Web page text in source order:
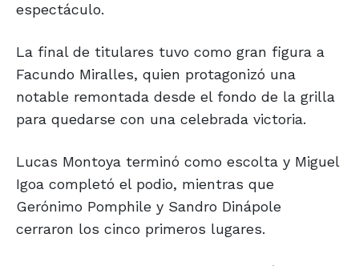
espectáculo.
La final de titulares tuvo como gran figura a
Facundo Miralles, quien protagonizó una
notable remontada desde el fondo de la grilla
para quedarse con una celebrada victoria.
Lucas Montoya terminó como escolta y Miguel
Igoa completó el podio, mientras que
Gerónimo Pomphile y Sandro Dinápole
cerraron los cinco primeros lugares.